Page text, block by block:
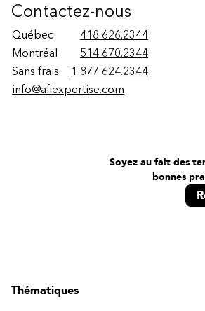
Contactez-nous
Québec
418 626.2344
Montréal
514 670.2344
Sans frais
1 877 624.2344
info@afiexpertise.com
Soyez au fait des
bonnes
Thématiques